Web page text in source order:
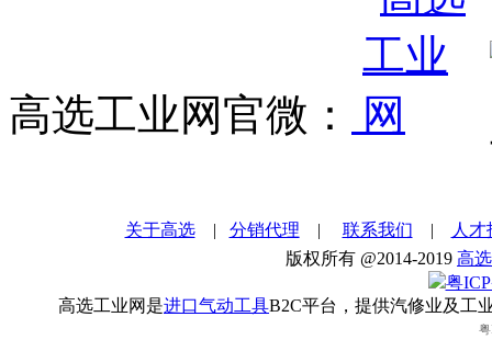
高选工业网官微：
关于高选| 分销代理 | 联系我们 |
人才
版权所有 @2014-2019 高
粤
高选工业网是进口气动工具B2C平台，提供汽修业及工